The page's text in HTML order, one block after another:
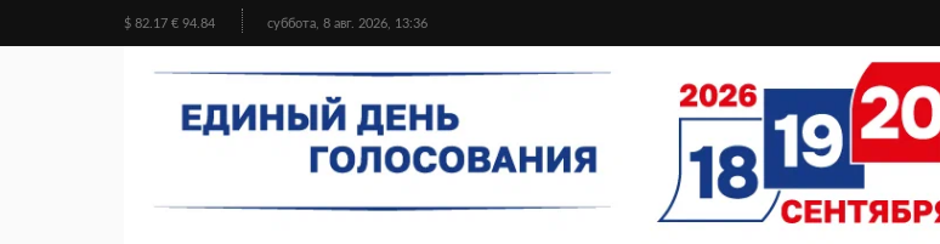
$ 82.17 € 94.84 суббота, 8 авг. 2026, 13:36